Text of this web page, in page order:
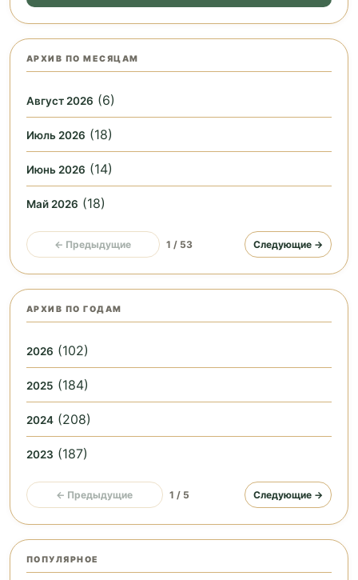
АРХИВ ПО МЕСЯЦАМ
Август 2026 (6)
Июль 2026 (18)
Июнь 2026 (14)
Май 2026 (18)
← Предыдущие 1 / 53 Следующие →
АРХИВ ПО ГОДАМ
2026 (102)
2025 (184)
2024 (208)
2023 (187)
← Предыдущие 1 / 5 Следующие →
ПОПУЛЯРНОЕ